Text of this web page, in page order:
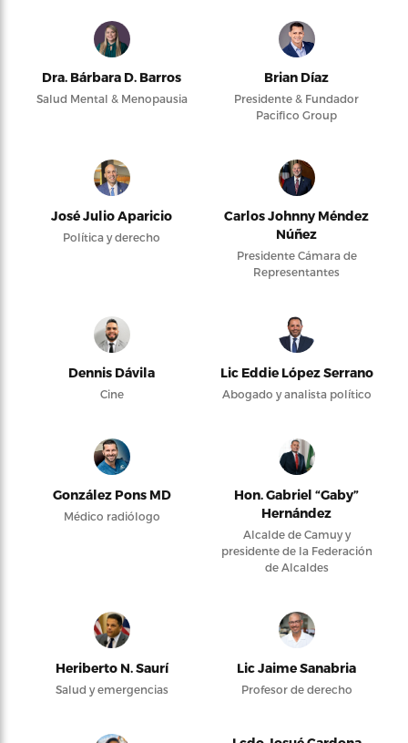
Dra. Bárbara D. Barros
Salud Mental & Menopausia
Brian Díaz
Presidente & Fundador
Pacifico Group
José Julio Aparicio
Política y derecho
Carlos Johnny Méndez
Núñez
Presidente Cámara de
Representantes
Dennis Dávila
Cine
Lic Eddie López Serrano
Abogado y analista político
González Pons MD
Médico radiólogo
Hon. Gabriel “Gaby”
Hernández
Alcalde de Camuy y
presidente de la Federación
de Alcaldes
Heriberto N. Saurí
Salud y emergencias
Lic Jaime Sanabria
Profesor de derecho